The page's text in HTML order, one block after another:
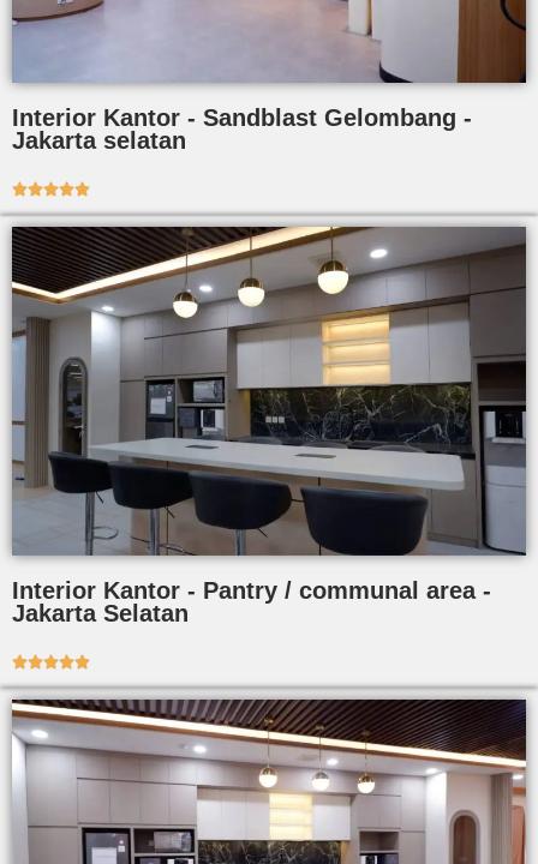
Interior Kantor - Sandblast Gelombang -
Jakarta selatan

Interior Kantor - Pantry / communal area -
Jakarta Selatan
